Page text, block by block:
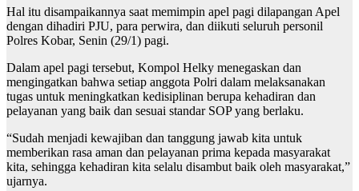
Hal itu disampaikannya saat memimpin apel pagi dilapangan Apel
dengan dihadiri PJU, para perwira, dan diikuti seluruh personil
Polres Kobar, Senin (29/1) pagi.
Dalam apel pagi tersebut, Kompol Helky menegaskan dan
mengingatkan bahwa setiap anggota Polri dalam melaksanakan
tugas untuk meningkatkan kedisiplinan berupa kehadiran dan
pelayanan yang baik dan sesuai standar SOP yang berlaku.
“Sudah menjadi kewajiban dan tanggung jawab kita untuk
memberikan rasa aman dan pelayanan prima kepada masyarakat
kita, sehingga kehadiran kita selalu disambut baik oleh masyarakat,”
ujarnya.